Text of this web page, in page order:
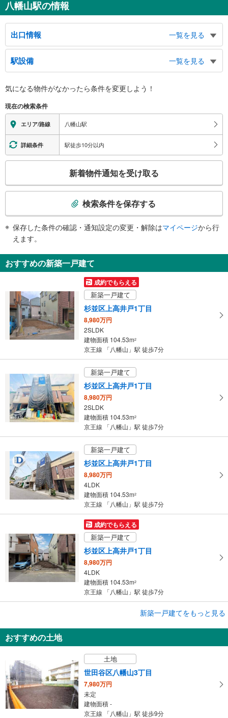
八幡山駅の情報
出口情報
一覧を見る
出口
都立松沢病院、甲州街道方面、下高井戸１丁目方面、八幡山３丁目方面、上北
沢２・４丁目方面、みずほＡＴＭコーナー、バスのりば、赤堤通り方面、保健
センター方面、京王リトナード八幡山方面
駅設備
一覧を見る
※段差なしでの移動経路
地上⇔改札⇔ホーム：○
エレベータ
・ホーム⇔改札
エスカレータ
・ホーム⇔改札
・改札内
・点字案内（券売機・運賃表・階段手すり）
・ＡＥＤ
気になる物件がなかったら条件を変更しよう！
現在の検索条件
エリア/路線 八幡山駅
詳細条件 駅徒歩10分以内
検
知
を
け
る
・
条
ペ
ー
ジ
に
保
す
る
新着物件通知を受け取る
検索条件を保存する
保存した条件の確認・通知設定の変更・解除はマイページから行
えます。
おすすめの新築一戸建て
成約でもらえる
新築一戸建て
杉並区上高井戸1丁目
8,980万円
2SLDK
建物面積 104.53m2
京王線 「八幡山」駅 徒歩7分
新築一戸建て
杉並区上高井戸1丁目
8,980万円
2SLDK
建物面積 104.53m2
京王線 「八幡山」駅 徒歩7分
新築一戸建て
杉並区上高井戸1丁目
8,980万円
4LDK
建物面積 104.53m2
京王線 「八幡山」駅 徒歩7分
成約でもらえる
新築一戸建て
杉並区上高井戸1丁目
8,980万円
4LDK
建物面積 104.53m2
京王線 「八幡山」駅 徒歩7分
建物面積 104.53m2
京王線 「八幡山」駅 徒歩7分
新築一戸建てをもっと見る
おすすめの土地
土地
世田谷区八幡山3丁目
7,980万円
未定
建物面積 -
京王線 「八幡山」駅 徒歩9分